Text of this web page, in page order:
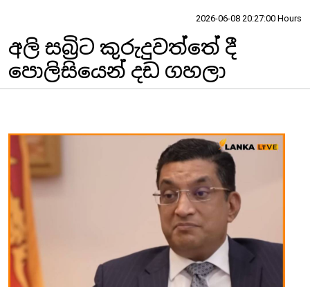
2026-06-08 20:27:00 Hours
අලි සබ්‍රිට කුරුදුවත්තේ දී
පොලිසියෙන් දඩ ගහලා